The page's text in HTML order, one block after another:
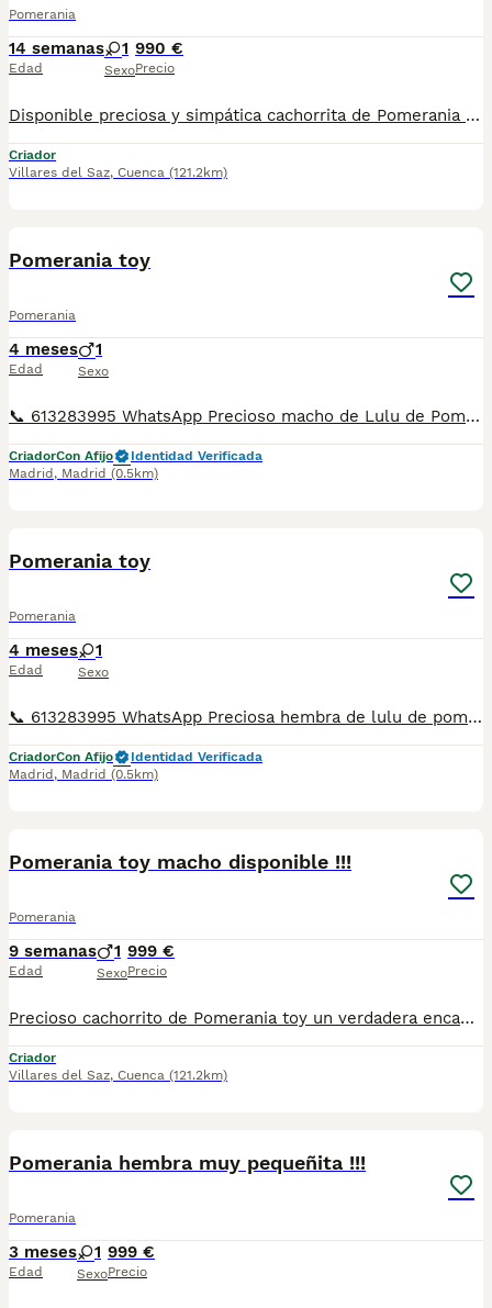
Pomerania
14 semanas
Edad
1
Sexo
990 €
Precio
Disponible preciosa y simpática cachorrita de Pomerania de tamaño pequeñito por la evolución que lleva ya lleva toda su vacunación completa, ya puede salir a pasear a la calle. Si quieres saber más sobre ella puedes venir a conocerla o pedirnos más información sin ningún compromiso. Estaremos encantados de poderte ayudar !!!
Criador
Villares del Saz, Cuenca (121.2km)
Pomerania toy
Pomerania
4 meses
Edad
1
Sexo
📞 613283995 WhatsApp Precioso macho de Lulu de Pomerania de color gris sable portador de merle blue y merle choco Entregamos nuestros pequeños cachorritos con todas las garantías y cuidados necesarios , disponemos de núcleo zoológico para crianza y venta de nuestros cachorros . ✅Desparasitaciones y vacunas correspondientes a su edad . ✅Cartilla de vacunación . ✅Revisiones veterinarias . ✅Garantías víricas de 15 días . ✅Garantías genéticas de un año . Seriedad , confianza y bienestar animal son nuestra prioridad . También ofrecemos transporte propio para nuestros pequeños cachorros a toda la península , el pago lo podéis hacer contra reembolso . (con coste adicional) . Mandamos a toda España . Andalucía: Almería, Cádiz, Córdoba, Granada, Huelva, Jaén, Málaga, Sevilla.Aragón: Huesca, Teruel, Zaragoza.Asturias: Oviedo.Baleares: Palma.Canarias: Las Palmas de Gran Canaria, Santa Cruz de Tenerife.Cantabria: Santander.Castilla-La Mancha: Albacete, Ciudad Real, Cuenca, Guadalajara, Toledo.Castilla y León: Ávila, Burgos, León, Palencia, Salamanca, Segovia, Soria, Valladolid, Zamora.Cataluña: Barcelona, Gerona (Girona), Lérida (Lleida), Tarragona.Comunidad Valenciana: Alicante, Castellón de la Plana, Valencia.Extremadura: Badajoz, Cáceres.Galicia: La Coruña (A Coruña), Lugo, Orense (Ourense), Pontevedra.La Rioja: Logroño.Madrid: Madrid.Murcia: Murcia.Navarra: Pamplona.País Vasco: Bilbao (Vizcaya), San Sebastián (Guipúzcoa), Vitoria (Álava). Disponemos de varias razas Si no esta la raza que queréis llámanos , intentaremos encontrártela , trabajamos con los mejores criadores de España .
CriadorCon Afijo
Identidad Verificada
Madrid , Madrid (0.5km)
Pomerania toy
Pomerania
4 meses
Edad
1
Sexo
📞 613283995 WhatsApp Preciosa hembra de lulu de pomerania toy merle blue Entregamos nuestros pequeños cachorritos con todas las garantías y cuidados necesarios , disponemos de núcleo zoológico para crianza y venta de nuestros cachorros . ✅Desparasitaciones y vacunas correspondientes a su edad . ✅Cartilla de vacunación . ✅Revisiones veterinarias . ✅Garantías víricas de 15 días . ✅Garantías genéticas de un año . Seriedad , confianza y bienestar animal son nuestra prioridad . También ofrecemos transporte propio para nuestros pequeños cachorros a toda la península , el pago lo podéis hacer contra reembolso . (con coste adicional) . Mandamos a toda España . Andalucía: Almería, Cádiz, Córdoba, Granada, Huelva, Jaén, Málaga, Sevilla.Aragón: Huesca, Teruel, Zaragoza.Asturias: Oviedo.Baleares: Palma.Canarias: Las Palmas de Gran Canaria, Santa Cruz de Tenerife.Cantabria: Santander.Castilla-La Mancha: Albacete, Ciudad Real, Cuenca, Guadalajara, Toledo.Castilla y León: Ávila, Burgos, León, Palencia, Salamanca, Segovia, Soria, Valladolid, Zamora.Cataluña: Barcelona, Gerona (Girona), Lérida (Lleida), Tarragona.Comunidad Valenciana: Alicante, Castellón de la Plana, Valencia.Extremadura: Badajoz, Cáceres.Galicia: La Coruña (A Coruña), Lugo, Orense (Ourense), Pontevedra.La Rioja: Logroño.Madrid: Madrid.Murcia: Murcia.Navarra: Pamplona.País Vasco: Bilbao (Vizcaya), San Sebastián (Guipúzcoa), Vitoria (Álava). Disponemos de varias razas Si no esta la raza que queréis llámanos , intentaremos encontrártela , trabajamos con los mejores criadores de España .
CriadorCon Afijo
Identidad Verificada
Madrid , Madrid (0.5km)
Pomerania toy macho disponible !!!
Pomerania
9 semanas
Edad
1
Sexo
999 €
Precio
Precioso cachorrito de Pomerania toy un verdadera encanto de perrito con un maravilloso carácter. Estará listo para marcharse con su nueva familia para mediados de agosto . Para más información sobre este preciso cachorrito Toy no dudes en pedirnos información estaremos encantados de poderte ayudar, a resolver todas tus dudas !!! Un saludo
Criador
Villares del Saz, Cuenca (121.2km)
Pomerania hembra muy pequeñita !!!
Pomerania
3 meses
Edad
1
Sexo
999 €
Precio